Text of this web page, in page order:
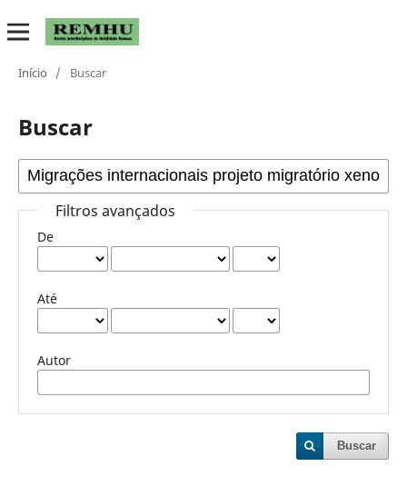
Início / Buscar
Buscar
Filtros avançados
De
Até
Autor
Buscar